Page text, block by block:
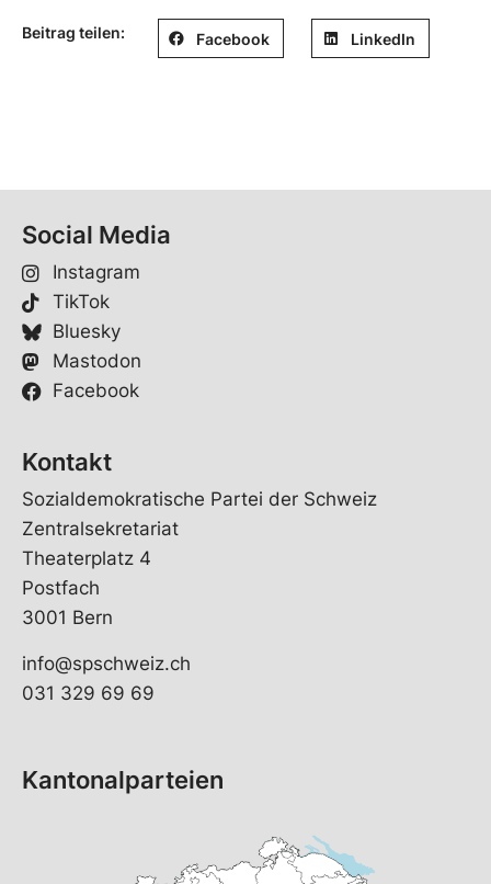
Beitrag teilen: Facebook LinkedIn
Social Media
Instagram
TikTok
Bluesky
Mastodon
Facebook
Kontakt
Sozialdemokratische Partei der Schweiz
Zentralsekretariat
Theaterplatz 4
Postfach
3001 Bern
info@spschweiz.ch
031 329 69 69
Kantonalparteien